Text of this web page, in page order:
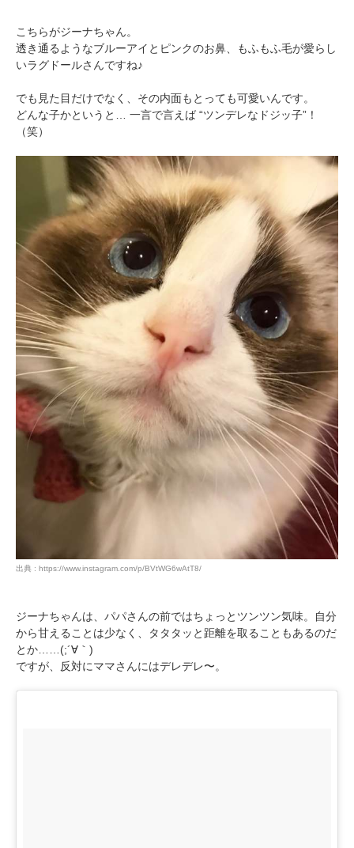
こちらがジーナちゃん。
透き通るようなブルーアイとピンクのお鼻、もふもふ毛が愛らし
いラグドールさんですね♪
でも見た目だけでなく、その内面もとっても可愛いんです。
どんな子かというと… 一言で言えば “ツンデレなドジッ子”！
（笑）
出典 : https://www.instagram.com/p/BVtWG6wAtT8/
ジーナちゃんは、パパさんの前ではちょっとツンツン気味。自分
から甘えることは少なく、タタタッと距離を取ることもあるのだ
とか……(;´∀｀)
ですが、反対にママさんにはデレデレ〜。